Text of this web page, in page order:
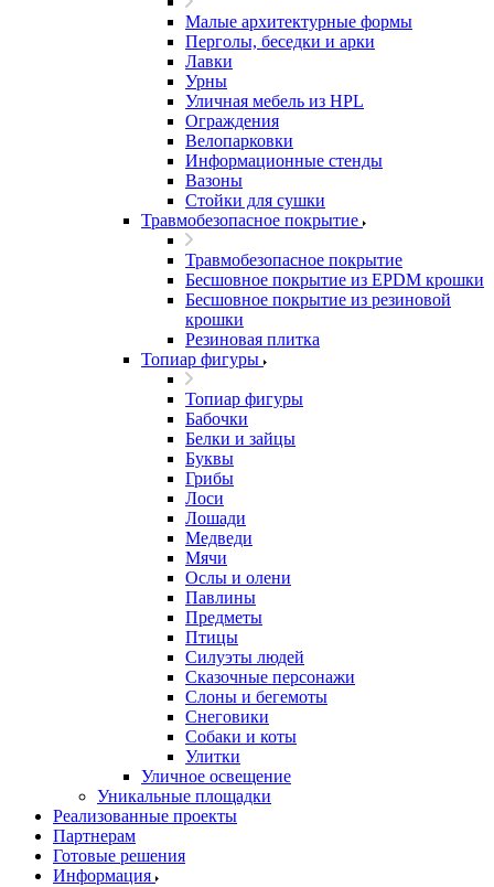
Малые архитектурные формы
Перголы, беседки и арки
Лавки
Урны
Уличная мебель из HPL
Ограждения
Велопарковки
Информационные стенды
Вазоны
Стойки для сушки
Травмобезопасное покрытие
Травмобезопасное покрытие
Бесшовное покрытие из EPDM крошки
Бесшовное покрытие из резиновой
крошки
Резиновая плитка
Топиар фигуры
Топиар фигуры
Бабочки
Белки и зайцы
Буквы
Грибы
Лоси
Лошади
Медведи
Мячи
Ослы и олени
Павлины
Предметы
Птицы
Силуэты людей
Сказочные персонажи
Слоны и бегемоты
Снеговики
Собаки и коты
Улитки
Уличное освещение
Уникальные площадки
Реализованные проекты
Партнерам
Готовые решения
Информация